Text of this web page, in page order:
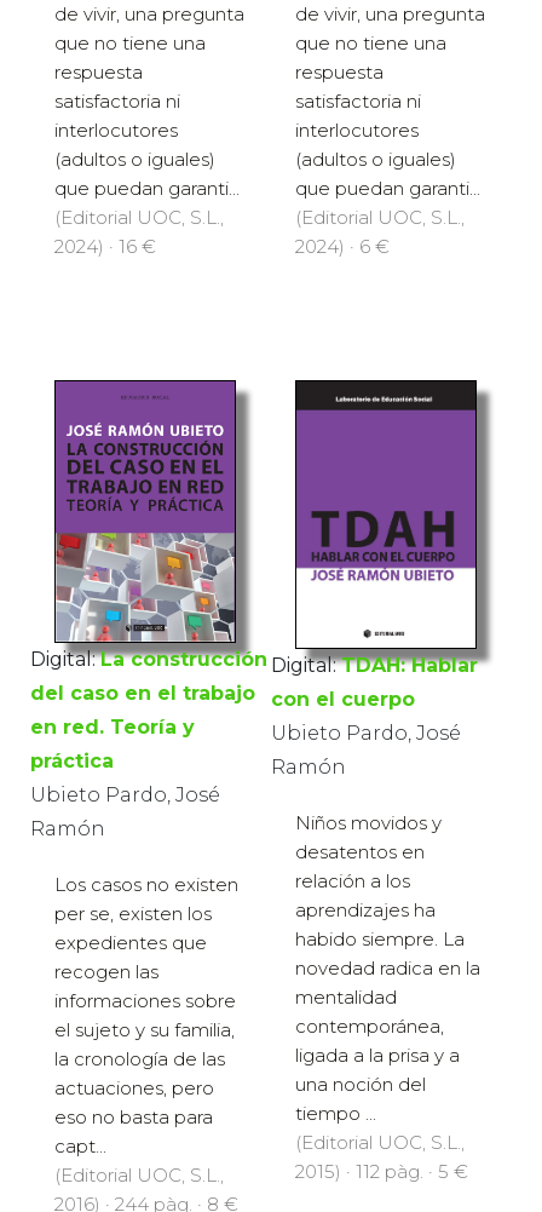
de vivir, una pregunta
que no tiene una
respuesta
satisfactoria ni
interlocutores
(adultos o iguales)
que puedan garanti...
(Editorial UOC, S.L.,
2024) · 16 €
de vivir, una pregunta
que no tiene una
respuesta
satisfactoria ni
interlocutores
(adultos o iguales)
que puedan garanti...
(Editorial UOC, S.L.,
2024) · 6 €
Digital: La construcción
del caso en el trabajo
en red. Teoría y
práctica
Ubieto Pardo, José
Ramón
Los casos no existen
per se, existen los
expedientes que
recogen las
informaciones sobre
el sujeto y su familia,
la cronología de las
actuaciones, pero
eso no basta para
capt...
(Editorial UOC, S.L.,
2016) · 244 pàg. · 8 €
Digital: TDAH: Hablar
con el cuerpo
Ubieto Pardo, José
Ramón
Niños movidos y
desatentos en
relación a los
aprendizajes ha
habido siempre. La
novedad radica en la
mentalidad
contemporánea,
ligada a la prisa y a
una noción del
tiempo ...
(Editorial UOC, S.L.,
2015) · 112 pàg. · 5 €